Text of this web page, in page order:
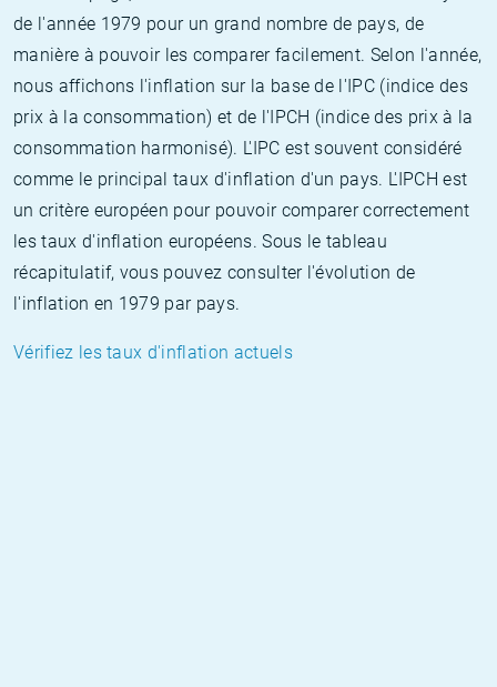
de l'année 1979 pour un grand nombre de pays, de
manière à pouvoir les comparer facilement. Selon l'année,
nous affichons l'inflation sur la base de l'IPC (indice des
prix à la consommation) et de l'IPCH (indice des prix à la
consommation harmonisé). L'IPC est souvent considéré
comme le principal taux d'inflation d'un pays. L'IPCH est
un critère européen pour pouvoir comparer correctement
les taux d'inflation européens. Sous le tableau
récapitulatif, vous pouvez consulter l'évolution de
l'inflation en 1979 par pays.
Vérifiez les taux d'inflation actuels